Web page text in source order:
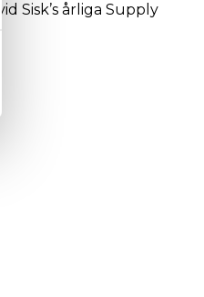
Sisk’s årliga Supply